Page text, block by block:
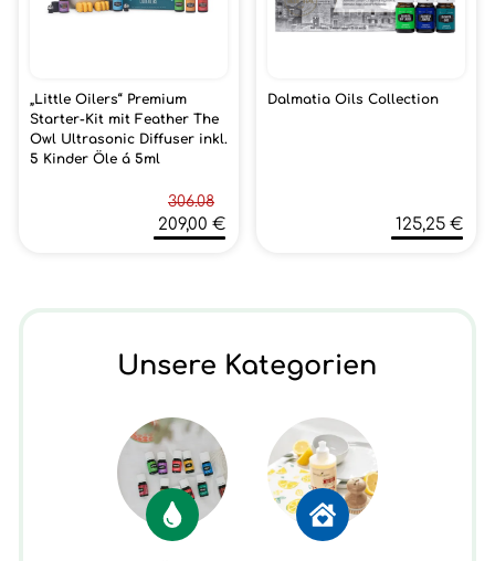
„Little Oilers“ Premium
Starter-Kit mit Feather The
Owl Ultrasonic Diffuser inkl.
5 Kinder Öle á 5ml
306.08
209,00 €
Dalmatia Oils Collection
125,25 €
Unsere Kategorien